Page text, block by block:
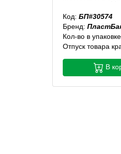
Код: БП#30574
Бренд:
Кол-во в
Отпуск товара
В